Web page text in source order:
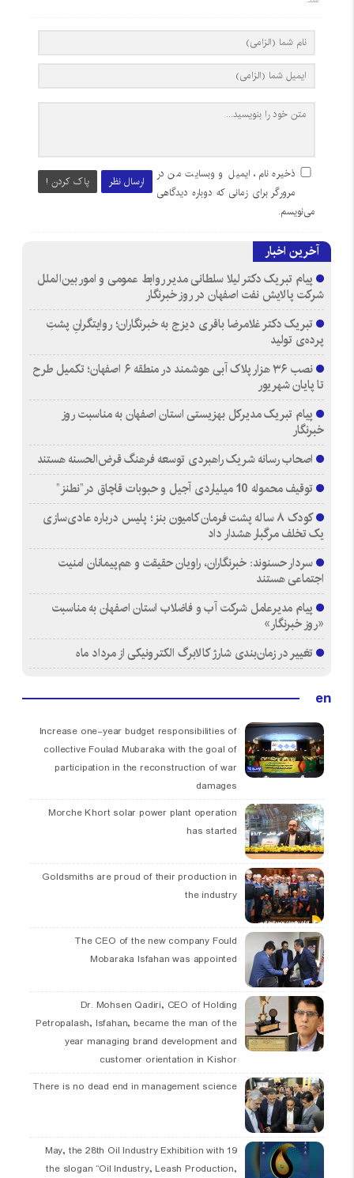
ارسال نظر پاک کردن !
ذخیره نام، ایمیل و وبسایت من در
مرورگر برای زمانی که دوباره دیدگاهی
می‌نویسم.
آخرین اخبار
پیام تبریک دکتر لیلا سلطانی مدیر روابط عمومی و امور بین‌الملل
شرکت پالایش نفت اصفهان در روز خبرنگار
تبریک دکتر غلامرضا باقری دیزج به خبرنگاران؛ روایتگرانِ پشتِ
پرده‌ی تولید
نصب ۳۶ هزار پلاک آبی هوشمند در منطقه ۶ اصفهان؛ تکمیل طرح
تا پایان شهریور
پیام تبریک مدیرکل بهزیستی استان اصفهان به مناسبت روز
خبرنگار
اصحاب رسانه شریک راهبردی توسعه فرهنگ قرض‌الحسنه هستند
توقیف محموله 10 میلیاردی آجیل و حبوبات قاچاق در”نطنز”
کودک ۸ ساله پشت فرمان کامیون بنز؛ پلیس درباره عادی‌سازی
یک تخلف مرگبار هشدار داد
سردار حسنوند: خبرنگاران، راویان حقیقت و هم‌پیمانان امنیت
اجتماعی هستند
پیام مدیرعامل شرکت آب و فاضلاب استان اصفهان به مناسبت
«روز خبرنگار»
تغییر در زمان‌بندی شارژ کالابرگ الکترونیکی از مرداد ماه
en
Increase one-year budget responsibilities of
collective Foulad Mubaraka with the goal of
participation in the reconstruction of war
damages
Morche Khort solar power plant operation
has started
Goldsmiths are proud of their production in
the industry
The CEO of the new company Fould
Mobaraka Isfahan was appointed
Dr. Mohsen Qadiri, CEO of Holding
Petropalash, Isfahan, became the man of the
year managing brand development and
customer orientation in Kishor
There is no dead end in management science
19 May, the 28th Oil Industry Exhibition with
the slogan “Oil Industry, Leash Production,